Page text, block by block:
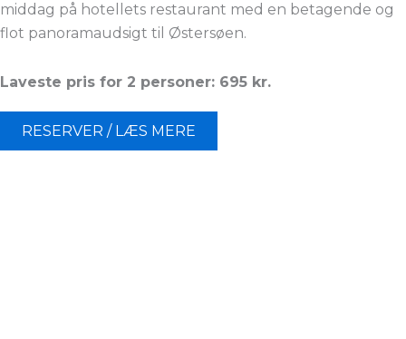
middag på hotellets restaurant med en betagende og
flot panoramaudsigt til Østersøen.
Laveste pris for 2 personer: 695 kr.
RESERVER / LÆS MERE